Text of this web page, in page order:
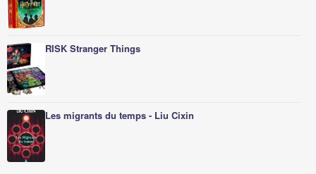
RISK Stranger Things
Les migrants du temps - Liu Cixin